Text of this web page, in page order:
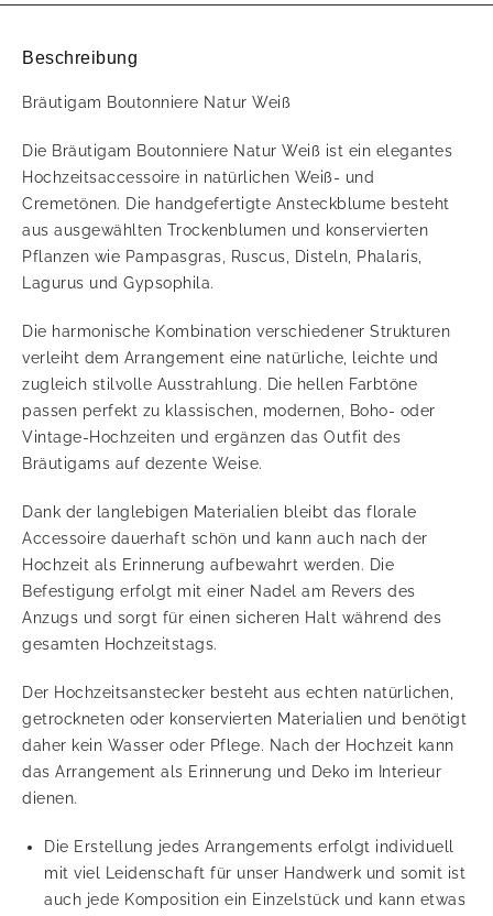
Beschreibung
Bräutigam Boutonniere Natur Weiß
Die Bräutigam Boutonniere Natur Weiß ist ein elegantes
Hochzeitsaccessoire in natürlichen Weiß- und
Cremetönen. Die handgefertigte Ansteckblume besteht
aus ausgewählten Trockenblumen und konservierten
Pflanzen wie Pampasgras, Ruscus, Disteln, Phalaris,
Lagurus und Gypsophila.
Die harmonische Kombination verschiedener Strukturen
verleiht dem Arrangement eine natürliche, leichte und
zugleich stilvolle Ausstrahlung. Die hellen Farbtöne
passen perfekt zu klassischen, modernen, Boho- oder
Vintage-Hochzeiten und ergänzen das Outfit des
Bräutigams auf dezente Weise.
Dank der langlebigen Materialien bleibt das florale
Accessoire dauerhaft schön und kann auch nach der
Hochzeit als Erinnerung aufbewahrt werden. Die
Befestigung erfolgt mit einer Nadel am Revers des
Anzugs und sorgt für einen sicheren Halt während des
gesamten Hochzeitstags.
Der Hochzeitsanstecker besteht aus echten natürlichen,
getrockneten oder konservierten Materialien und benötigt
daher kein Wasser oder Pflege. Nach der Hochzeit kann
das Arrangement als Erinnerung und Deko im Interieur
dienen.
Die Erstellung jedes Arrangements erfolgt individuell
mit viel Leidenschaft für unser Handwerk und somit ist
auch jede Komposition ein Einzelstück und kann etwas